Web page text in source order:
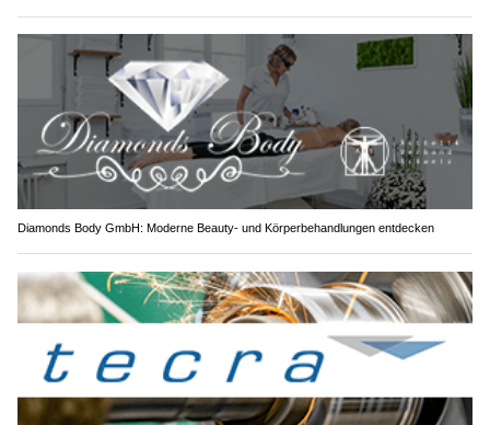
Diamonds Body GmbH: Moderne Beauty- und Körperbehandlungen entdecken